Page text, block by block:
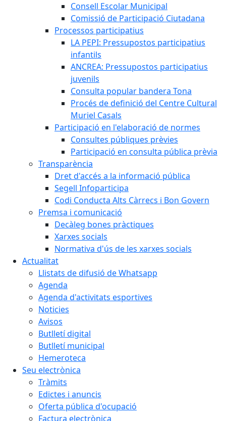
Consell Escolar Municipal
Comissió de Participació Ciutadana
Processos participatius
LA PEPI: Pressupostos participatius
infantils
ANCREA: Pressupostos participatius
juvenils
Consulta popular bandera Tona
Procés de definició del Centre Cultural
Muriel Casals
Participació en l'elaboració de normes
Consultes públiques prèvies
Participació en consulta pública prèvia
Transparència
Dret d'accés a la informació pública
Segell Infoparticipa
Codi Conducta Alts Càrrecs i Bon Govern
Premsa i comunicació
Decàleg bones pràctiques
Xarxes socials
Normativa d'ús de les xarxes socials
Actualitat
Llistats de difusió de Whatsapp
Agenda
Agenda d'activitats esportives
Noticies
Avisos
Butlletí digital
Butlletí municipal
Hemeroteca
Seu electrònica
Tràmits
Edictes i anuncis
Oferta pública d'ocupació
Factura electrònica